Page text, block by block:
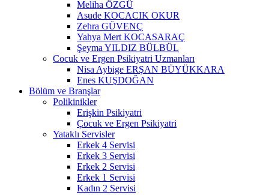
Meliha ÖZGÜ
Asude KOCACIK OKUR
Zehra GÜVENÇ
Yahya Mert KOCASARAÇ
Şeyma YILDIZ BÜLBÜL
Cocuk ve Ergen Psikiyatri Uzmanları
Nisa Aybige ERŞAN BÜYÜKKARA
Enes KUŞDOĞAN
Bölüm ve Branşlar
Polikinikler
Erişkin Psikiyatri
Çocuk ve Ergen Psikiyatri
Yataklı Servisler
Erkek 4 Servisi
Erkek 3 Servisi
Erkek 2 Servisi
Erkek 1 Servisi
Kadın 2 Servisi